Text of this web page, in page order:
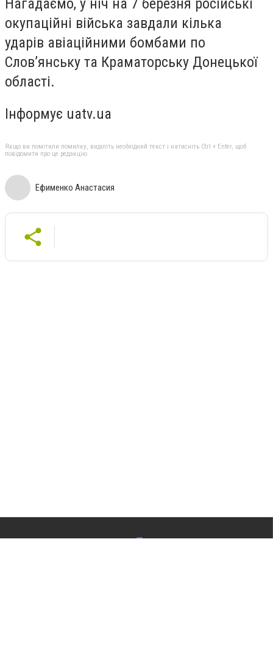
окупаційні війська завдали кілька
ударів авіаційними бомбами по
Слов’янську та Краматорську Донецької
області.
Інформує uatv.ua
Якщо ви помітили помилку, виділіть необхідний текст і натисніть Ctrl + Enter, щоб
повідомити про це редакцію
Ефименко Анастасия